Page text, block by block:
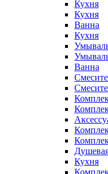
Кухня
Кухня
Ванна
Кухня
Ванна
Кухня